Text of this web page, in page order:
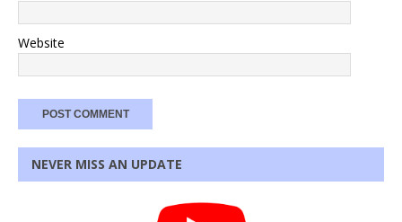
Website
NEVER MISS AN UPDATE